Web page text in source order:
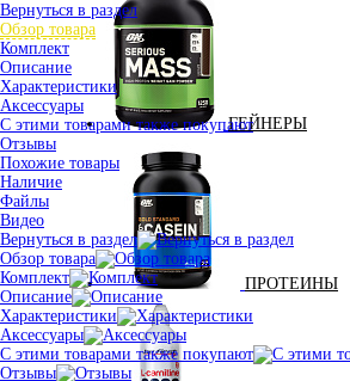
ГЕЙНЕРЫ
ПРОТЕИНЫ
Вернуться в раздел
Обзор товара
Комплект
Описание
Характеристики
Аксессуары
С этими товарами также покупают
Отзывы
Похожие товары
Наличие
Файлы
Видео
Вернуться в раздел
Обзор товара
Комплект
Описание
Характеристики
Аксессуары
С этими товарами также покупают
Отзывы